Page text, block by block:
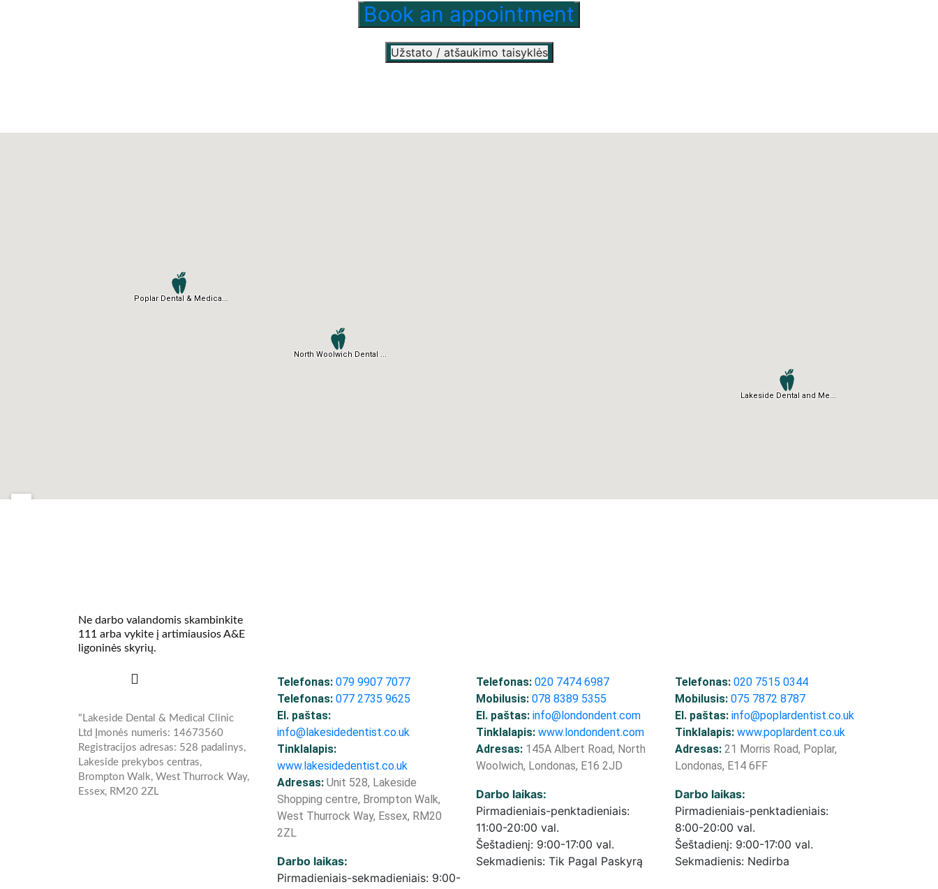
Book an appointment
Užstato / atšaukimo taisyklės
Ne darbo valandomis skambinkite
111 arba vykite į artimiausios A&E
ligoninės skyrių.
"Lakeside Dental & Medical Clinic
Ltd Įmonės numeris: 14673560
Registracijos adresas: 528 padalinys,
Lakeside prekybos centras,
Brompton Walk, West Thurrock Way,
Essex, RM20 2ZL
Telefonas: 079 9907 7077
Telefonas: 077 2735 9625
El. paštas:
info@lakesidedentist.co.uk
Tinklalapis:
www.lakesidedentist.co.uk
Adresas: Unit 528, Lakeside
Shopping centre, Brompton Walk,
West Thurrock Way, Essex, RM20
2ZL
Darbo laikas:
Pirmadieniais-sekmadieniais: 9:00-
Telefonas: 020 7474 6987
Mobilusis: 078 8389 5355
El. paštas: info@londondent.com
Tinklalapis: www.londondent.com
Adresas: 145A Albert Road, North
Woolwich, Londonas, E16 2JD
Darbo laikas:
Pirmadieniais-penktadieniais:
11:00-20:00 val.
Šeštadienį: 9:00-17:00 val.
Sekmadienis: Tik Pagal Paskyrą
Telefonas: 020 7515 0344
Mobilusis: 075 7872 8787
El. paštas: info@poplardentist.co.uk
Tinklalapis: www.poplardent.co.uk
Adresas: 21 Morris Road, Poplar,
Londonas, E14 6FF
Darbo laikas:
Pirmadieniais-penktadieniais:
8:00-20:00 val.
Šeštadienį: 9:00-17:00 val.
Sekmadienis: Nedirba